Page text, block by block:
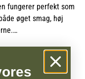
fungerer perfekt som
øget smag, høj
høj kvalitet uden
malet, blandet